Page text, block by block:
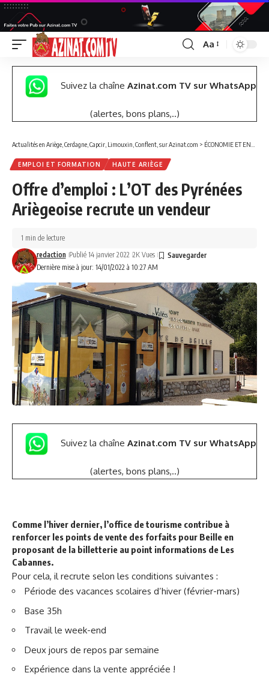
Font
Resizer
Aa
Suivez la chaîne Azinat.com TV sur WhatsApp
(alertes, bons plans,..)
Actualités en Ariège, Cerdagne, Capcir, Limouxin, Conflent, sur Azinat.com > ÉCONOMIE ET ENTREPRISES
EMPLOI ET FORMATION HAUTE ARIÈGE
Offre d’emploi : L’OT des Pyrénées
Ariègeoise recrute un vendeur
Dernière mise à jour: 14/01/2022 à 10:27 AM
redaction Publié 14 janvier 2022 2K Vues
1 min de lecture
Suivez la chaîne Azinat.com TV sur WhatsApp
(alertes, bons plans,..)
Comme l’hiver dernier, l’office de tourisme contribue à
renforcer les points de vente des forfaits pour Beille en
proposant de la billetterie au point informations de Les
Cabannes.
Pour cela, il recrute selon les conditions suivantes :
Période des vacances scolaires d’hiver (février-mars)
Base 35h
Travail le week-end
Deux jours de repos par semaine
Expérience dans la vente appréciée !